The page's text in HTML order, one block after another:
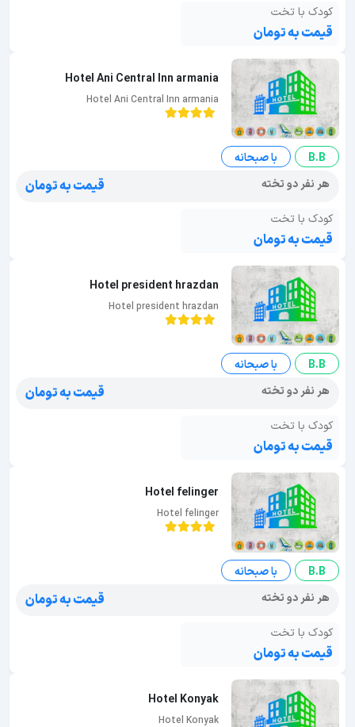
کودک با تخت
قیمت به تومان
Hotel Ani Central Inn armania
Hotel Ani Central Inn armania
B.B
با صبحانه
هر نفر دو تخته
قیمت به تومان
کودک با تخت
قیمت به تومان
Hotel president hrazdan
Hotel president hrazdan
B.B
با صبحانه
هر نفر دو تخته
قیمت به تومان
کودک با تخت
قیمت به تومان
Hotel felinger
Hotel felinger
B.B
با صبحانه
هر نفر دو تخته
قیمت به تومان
کودک با تخت
قیمت به تومان
Hotel Konyak
Hotel Konyak